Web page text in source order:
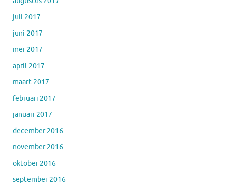
juli 2017
juni 2017
mei 2017
april 2017
maart 2017
februari 2017
januari 2017
december 2016
november 2016
oktober 2016
september 2016